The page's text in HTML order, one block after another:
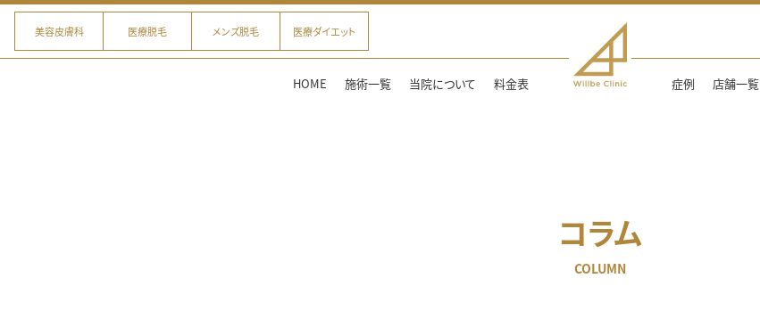
美容皮膚科 医療脱毛 メンズ脱毛 医療ダイエット
HOME 施術一覧 当院について 料金表 症例 店舗一覧
コラム
COLUMN